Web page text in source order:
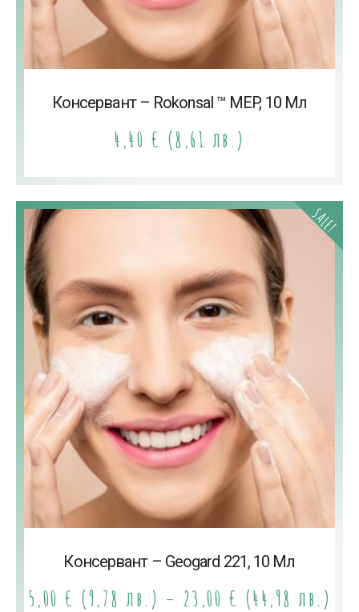
Консервант – Rokonsal ™ MEP, 10 Мл
4,40 € (8,61 лв.)
SALE!
Консервант – Geogard 221, 10 Мл
5,00 € (9,78 лв.) – 23,00 € (44,98 лв.)